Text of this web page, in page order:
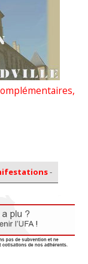
-